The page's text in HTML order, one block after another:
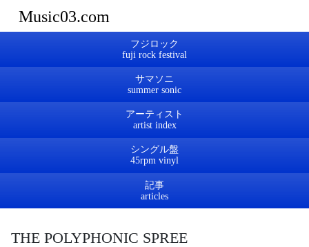
Music03.com
フジロック
サマソニ
アーティスト
シングル盤
記事
THE POLYPHONIC SPREE